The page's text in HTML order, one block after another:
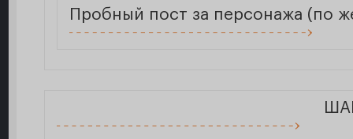
Пробный пост за персонажа (по